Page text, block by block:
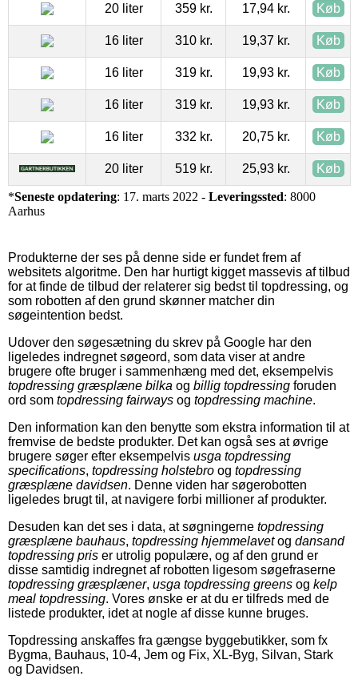
20 liter 359 kr. 17,94 kr. Køb
16 liter 310 kr. 19,37 kr. Køb
16 liter 319 kr. 19,93 kr. Køb
16 liter 319 kr. 19,93 kr. Køb
16 liter 332 kr. 20,75 kr. Køb
20 liter 519 kr. 25,93 kr. Køb
*Seneste opdatering: 17. marts 2022 - Leveringssted: 8000
Aarhus
Produkterne der ses på denne side er fundet frem af
websitets algoritme. Den har hurtigt kigget massevis af tilbud
for at finde de tilbud der relaterer sig bedst til topdressing, og
som robotten af den grund skønner matcher din
søgeintention bedst.
Udover den søgesætning du skrev på Google har den
ligeledes indregnet søgeord, som data viser at andre
brugere ofte bruger i sammenhæng med det, eksempelvis
topdressing græsplæne bilka og billig topdressing foruden
ord som topdressing fairways og topdressing machine.
Den information kan den benytte som ekstra information til at
fremvise de bedste produkter. Det kan også ses at øvrige
brugere søger efter eksempelvis usga topdressing
specifications, topdressing holstebro og topdressing
græsplæne davidsen. Denne viden har søgerobotten
ligeledes brugt til, at navigere forbi millioner af produkter.
Desuden kan det ses i data, at søgningerne topdressing
græsplæne bauhaus, topdressing hjemmelavetog dansand
topdressing pris er utrolig populære, og af den grund er
disse samtidig indregnet af robotten ligesom søgefraserne
topdressing græsplæner, usga topdressing greens og kelp
meal topdressing. Vores ønske er at du er tilfreds med de
listede produkter, idet at nogle af disse kunne bruges.
Topdressing anskaffes fra gængse byggebutikker, som fx
Bygma, Bauhaus, 10-4, Jem og Fix, XL-Byg, Silvan, Stark
og Davidsen.